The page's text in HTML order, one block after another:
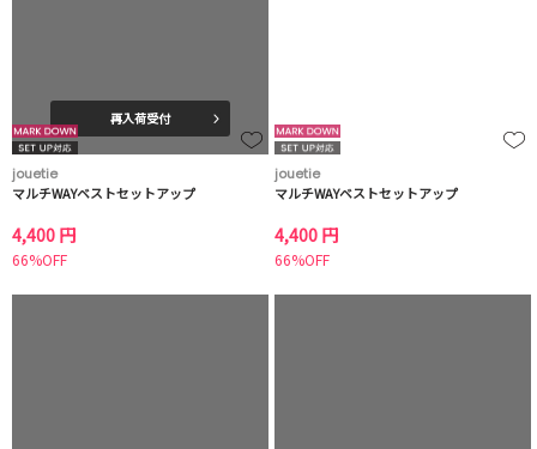
再入荷受付
jouetie
マルチWAYベストセットアップ
4,400 円
66%OFF
jouetie
マルチWAYベストセットアップ
4,400 円
66%OFF